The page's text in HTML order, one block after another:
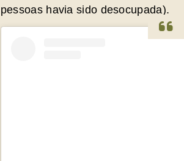
pessoas havia sido desocupada).